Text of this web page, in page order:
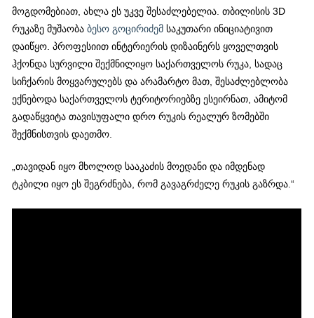
მოგდომებიათ, ახლა ეს უკვე შესაძლებელია. თბილისის 3D
რუკაზე მუშაობაბესო გოცირიძემ საკუთარი ინიციატივით
დაიწყო. პროფესიით ინტერიერის დიზაინერს ყოველთვის
ჰქონდა სურვილი შექმნილიყო საქართველოს რუკა, სადაც
სიჩქარის მოყვარულებს და არამარტო მათ, შესაძლებლობა
ექნებოდა საქართველოს ტერიტორიებზე ესეირნათ, ამიტომ
გადაწყვიტა თავისუფალი დრო რუკის რეალურ ზომებში
შექმნისთვის დაეთმო.
„თავიდან იყო მხოლოდ სააკაძის მოედანი და იმდენად
ტკბილი იყო ეს შეგრძნება, რომ გავაგრძელე რუკის გაზრდა.“